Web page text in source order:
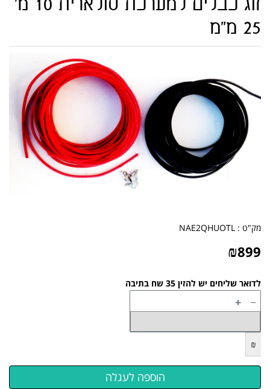
25 מ"מ
מק"ט : NAE2QHUOTL
₪899
לדואר שליחים יש להזין 35 שח בתיבה
−
+
₪